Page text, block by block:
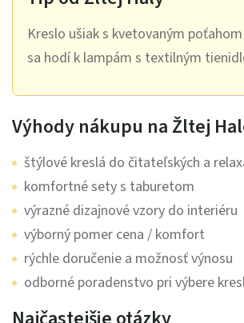
Kreslo ušiak s kvetovaným
sa hodí k lampám s textilným
Výhody nákupu na Žltej
štýlové kreslá do čitateľských a
komfortné sety s taburetom
výrazné dizajnové vzory do interiéru
výborný pomer cena / komfort
rýchle doručenie a možnosť výnosu
odborné poradenstvo pri výbere